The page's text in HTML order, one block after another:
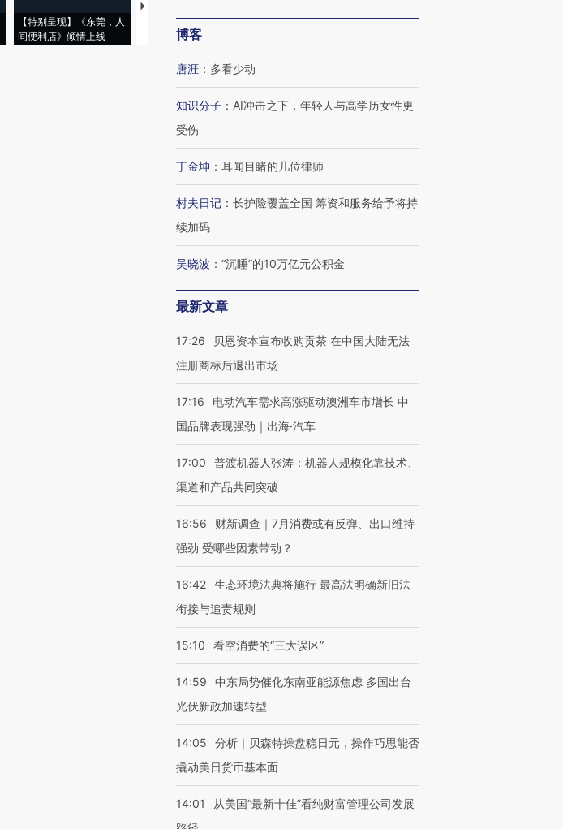
【特别呈现】《东莞，人
间便利店》倾情上线
【推广】走进第四届链博
会，让数智科技“链”接产
【特别呈现】寻找100种
CFO：不靠规模取胜，华
博客
唐涯 ： 多看少动
知识分子 ： AI冲击之下，年轻人与高学历女性更
受伤
丁金坤 ： 耳闻目睹的几位律师
村夫日记 ： 长护险覆盖全国 筹资和服务给予将持
续加码
吴晓波 ： “沉睡”的10万亿元公积金
最新文章
17:26
贝恩资本宣布收购贡茶 在中国大陆无法
注册商标后退出市场
17:16
电动汽车需求高涨驱动澳洲车市增长 中
国品牌表现强劲｜出海·汽车
17:00
普渡机器人张涛：机器人规模化靠技术、
渠道和产品共同突破
16:56
财新调查｜7月消费或有反弹、出口维持
强劲 受哪些因素带动？
16:42 生态环境法典将施行 最高法明确新旧法
衔接与追责规则
15:10 看空消费的“三大误区”
14:59
中东局势催化东南亚能源焦虑 多国出台
光伏新政加速转型
14:05
分析｜贝森特操盘稳日元，操作巧思能否
撬动美日货币基本面
14:01
从美国“最新十佳”看纯财富管理公司发展